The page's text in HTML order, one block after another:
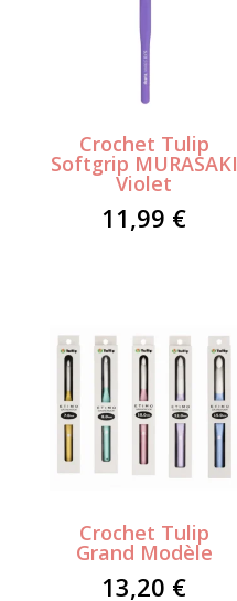
Crochet Tulip
Softgrip MURASAKI
Violet
11,99 €
Crochet Tulip
Grand Modèle
13,20 €